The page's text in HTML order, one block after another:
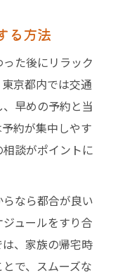
る方法
た後にリラック
京都内では交通
早めの予約と当
約が集中しやす
談がポイントに
なら都合が良い
ュールをすり合
、家族の帰宅時
で、スムーズな